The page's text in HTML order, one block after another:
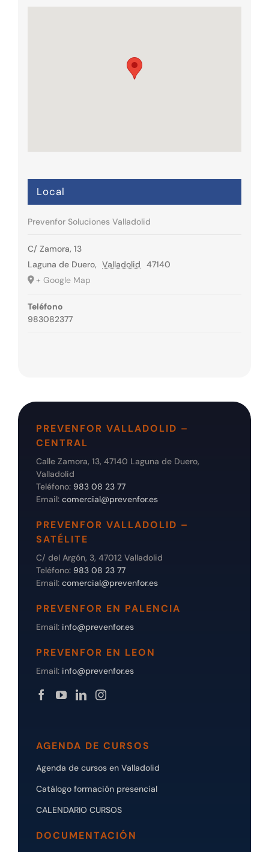
Local
Prevenfor Soluciones Valladolid
C/ Zamora, 13
Laguna de Duero, Valladolid
47140
+ Google Map
Teléfono
983082377
PREVENFOR VALLADOLID –
CENTRAL
Calle Zamora, 13, 47140 Laguna de Duero,
Valladolid
Teléfono: 983 08 23 77
Email: comercial@prevenfor.es
PREVENFOR VALLADOLID –
SATÉLITE
C/ del Argón, 3, 47012 Valladolid
Teléfono: 983 08 23 77
Email: comercial@prevenfor.es
PREVENFOR EN PALENCIA
Email: info@prevenfor.es
PREVENFOR EN LEON
Email: info@prevenfor.es
AGENDA DE CURSOS
Agenda de cursos en Valladolid
Catálogo formación presencial
CALENDARIO CURSOS
DOCUMENTACIÓN